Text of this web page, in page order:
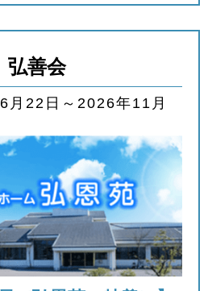
善会
月22日～2026年11月